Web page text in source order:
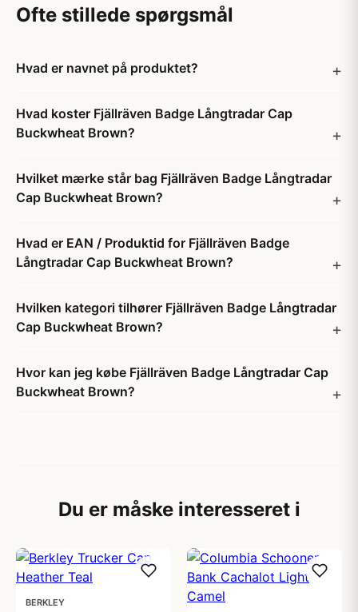
Ofte stillede spørgsmål
Hvad er navnet på produktet?
Hvad koster Fjällräven Badge Långtradar Cap
Buckwheat Brown?
Hvilket mærke står bag Fjällräven Badge Långtradar
Cap Buckwheat Brown?
Hvad er EAN / Produktid for Fjällräven Badge
Långtradar Cap Buckwheat Brown?
Hvilken kategori tilhører Fjällräven Badge Långtradar
Cap Buckwheat Brown?
Hvor kan jeg købe Fjällräven Badge Långtradar Cap
Buckwheat Brown?
Du er måske interesseret i
BERKLEY